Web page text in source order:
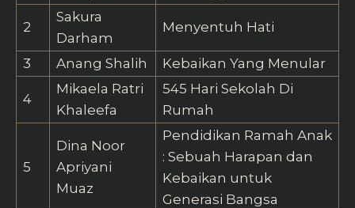
2
Sakura
Darham
Menyentuh Hati
3 Anang Shalih Kebaikan Yang Menular
4
Mikaela Ratri
Khaleefa
545 Hari Sekolah Di
Rumah
5
Dina Noor
Apriyani
Muaz
Pendidikan Ramah Anak
: Sebuah Harapan dan
Kebaikan untuk
Generasi Bangsa